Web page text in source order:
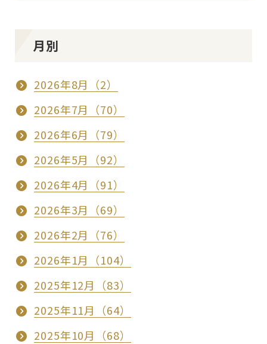
月別
2026年8月（2）
2026年7月（70）
2026年6月（79）
2026年5月（92）
2026年4月（91）
2026年3月（69）
2026年2月（76）
2026年1月（104）
2025年12月（83）
2025年11月（64）
2025年10月（68）